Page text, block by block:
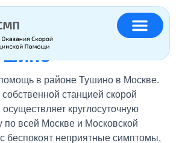
Платная скорая помощь район Тушино
скорая помощь
в районе Тушино в Москве.
станцией скорой
круглосуточную
по всей Москве и Московской
беспокоят неприятные симптомы,